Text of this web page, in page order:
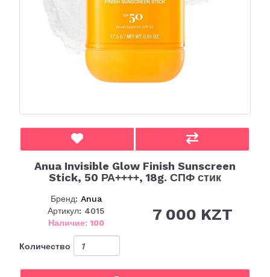
Anua Invisible Glow Finish Sunscreen
Stick, 50 РА++++, 18g. СПФ стик
Бренд: Anua
Артикул: 4015
Наличие: 100
7 000 KZT
Количество